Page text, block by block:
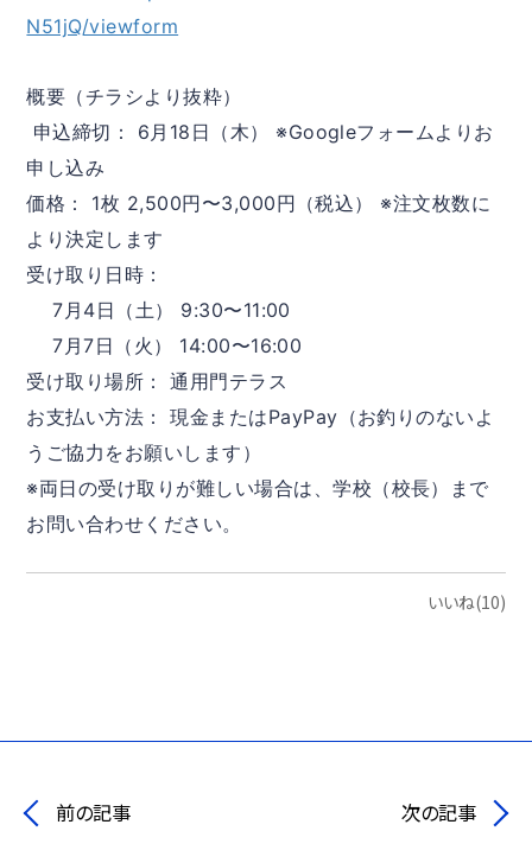
N51jQ/viewform
概要（チラシより抜粋）
申し込み
価格： 1枚 2,500円〜3,000円（税込） ※注文枚数に
より決定します
受け取り日時：
    7月4日（土） 9:30〜11:00
    7月7日（火） 14:00〜16:00
受け取り場所： 通用門テラス
お支払い方法： 現金またはPayPay（お釣りのないよ
うご協力をお願いします）
※両日の受け取りが難しい場合は、学校（校長）まで
お問い合わせください。
いいね(10)
前の記事 次の記事